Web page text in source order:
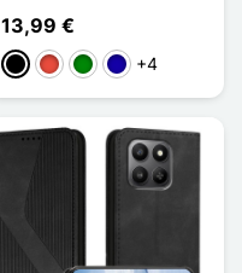
13,99 €
Schwarz
Rot GrünDunkelblau
+4